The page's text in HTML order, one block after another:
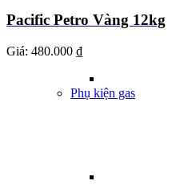
Phụ kiện gas
Pacific Petro Vàng 12kg
Giá: 480.000 ₫